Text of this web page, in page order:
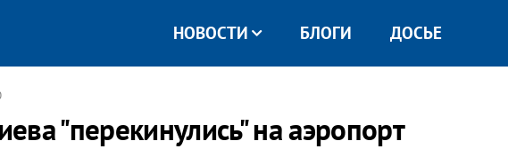
НОВОСТИ БЛОГИ ДОСЬЕ
"перекинулись" на аэропорт